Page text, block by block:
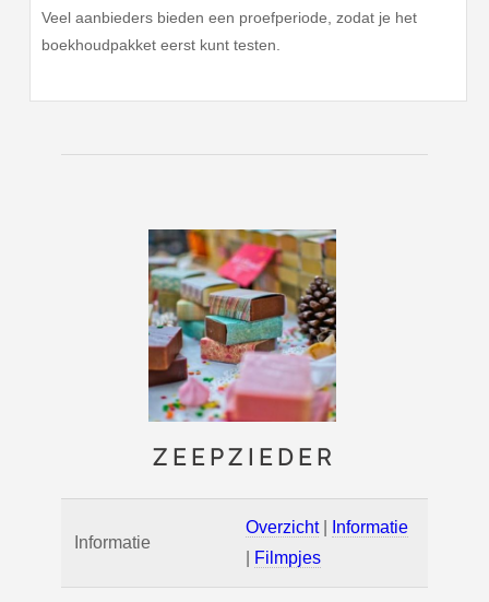
Veel aanbieders bieden een proefperiode, zodat je het
boekhoudpakket eerst kunt testen.
ZEEPZIEDER
Informatie
Overzicht|
Informatie
Filmpjes